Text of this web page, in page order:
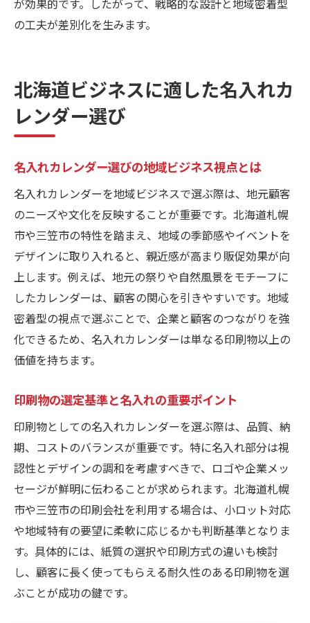
が効果的です。したがって、戦略的な設計と地域密着型
の工夫が差別化を生みます。
北海道ビジネスに適した名入れカ
レンダー選び
名入れカレンダー選びの地域ビジネス視点とは
名入れカレンダーを地域ビジネスで選ぶ際は、地元顧客
のニーズや文化を反映することが重要です。北海道札幌
市や三笠市の特性を踏まえ、地域の季節感やイベントを
デザインに取り入れると、親近感が高まり販促効果が向
上します。例えば、地元の祭りや自然風景をモチーフに
したカレンダーは、顧客の関心を引きやすいです。地域
密着型の視点で選ぶことで、企業と顧客のつながりを強
化できるため、名入れカレンダーは単なる印刷物以上の
価値を持ちます。
印刷物の選定基準と名入れの重要ポイント
印刷物としての名入れカレンダーを選ぶ際は、品質、納
期、コストのバランスが重要です。特に名入れ部分は視
認性とデザインの調和を考慮すべきで、ロゴや企業メッ
セージが鮮明に伝わることが求められます。北海道札幌
市や三笠市の印刷会社を利用する場合は、小ロット対応
や地域特有の要望に柔軟に応じるかも判断基準となりま
す。具体的には、紙質の選択や印刷方式の違いも検討
し、顧客に長く使ってもらえる耐久性のある印刷物を選
ぶことが成功の鍵です。